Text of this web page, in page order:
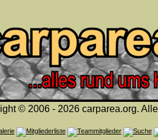
© 2006 - 2026 carparea.org.